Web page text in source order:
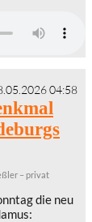
04:58
– privat
die neu